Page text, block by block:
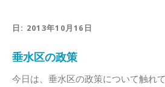
日: 2013年10月16日
垂水区の政策
今日は、垂水区の政策について触れ